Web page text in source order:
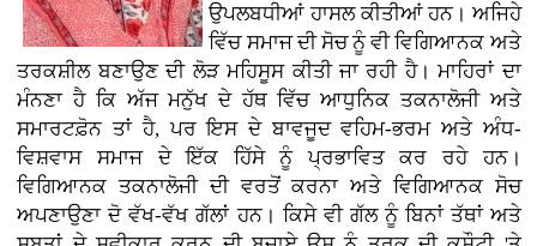
ਉਪਲਬਧੀਆਂ ਹਾਸਲ ਕੀਤੀਆਂ ਹਨ। ਅਜਿਹੇ
ਵਿੱਚ ਸਮਾਜ ਦੀ ਸੋਚ ਨੂੰ ਵੀ ਵਿਗਿਆਨਕ ਅਤੇ
ਤਰਕਸ਼ੀਲ ਬਣਾਉਣ ਦੀ ਲੋੜ ਮਹਿਸੂਸ ਕੀਤੀ ਜਾ ਰਹੀ ਹੈ। ਮਾਹਿਰਾਂ ਦਾ
ਮੰਨਣਾ ਹੈ ਕਿ ਅੱਜ ਮਨੁੱਖ ਦੇ ਹੱਥ ਵਿੱਚ ਆਧੁਨਿਕ ਤਕਨਾਲੋਜੀ ਅਤੇ
ਸਮਾਰਟਫ਼ੋਨ ਤਾਂ ਹੈ, ਪਰ ਇਸ ਦੇ ਬਾਵਜੂਦ ਵਹਿਮ-ਭਰਮ ਅਤੇ ਅੰਧ-
ਵਿਸ਼ਵਾਸ ਸਮਾਜ ਦੇ ਇੱਕ ਹਿੱਸੇ ਨੂੰ ਪ੍ਰਭਾਵਿਤ ਕਰ ਰਹੇ ਹਨ।
ਵਿਗਿਆਨਕ ਤਕਨਾਲੋਜੀ ਦੀ ਵਰਤੋਂ ਕਰਨਾ ਅਤੇ ਵਿਗਿਆਨਕ ਸੋਚ
ਅਪਣਾਉਣਾ ਦੋ ਵੱਖ-ਵੱਖ ਗੱਲਾਂ ਹਨ। ਕਿਸੇ ਵੀ ਗੱਲ ਨੂੰ ਬਿਨਾਂ ਤੱਥਾਂ ਅਤੇ